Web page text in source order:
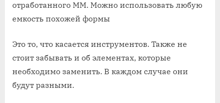
Это то, что касается инструментов. Также не
стоит забывать и об элементах, которые
необходимо заменить. В каждом случае они
будут разными.